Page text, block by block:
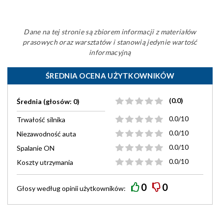
Dane na tej stronie są zbiorem informacji z materiałów
prasowych oraz warsztatów i stanowią jedynie wartość
informacyjną
ŚREDNIA OCENA UŻYTKOWNIKÓW
Średnia (głosów: 0) (0.0)
Trwałość silnika
0.0/10
Niezawodność auta
0.0/10
Spalanie ON
0.0/10
Koszty utrzymania
0.0/10
Głosy wedługopiniiużytkowników: 0 0